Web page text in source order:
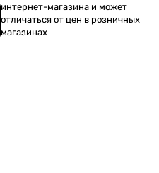
интернет-магазина и может
отличаться от цен в розничных
магазинах